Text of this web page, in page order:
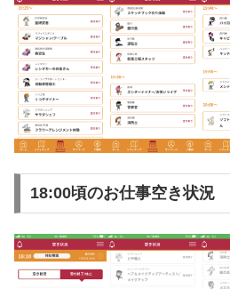
18:00頃のお仕事空き状況